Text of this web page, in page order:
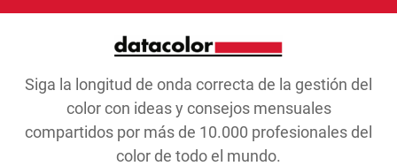
Siga la longitud de onda correcta de la gestión del
color con ideas y consejos mensuales
compartidos por más de 10.000 profesionales del
color de todo el mundo.